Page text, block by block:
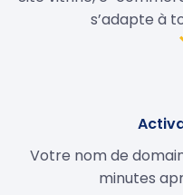
s’adapte à
Votre nom de
minutes